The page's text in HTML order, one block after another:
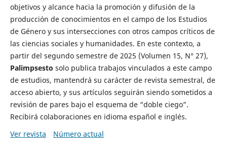
objetivos y alcance hacia la promoción y difusión de la
producción de conocimientos en el campo de los Estudios
de Género y sus intersecciones con otros campos críticos de
las ciencias sociales y humanidades. En este contexto, a
partir del segundo semestre de 2025 (Volumen 15, N° 27),
Palimpsesto solo publica trabajos vinculados a este campo
de estudios, mantendrá su carácter de revista semestral, de
acceso abierto, y sus artículos seguirán siendo sometidos a
revisión de pares bajo el esquema de “doble ciego”.
Recibirá colaboraciones en idioma español e inglés.
Ver revista
Número actual